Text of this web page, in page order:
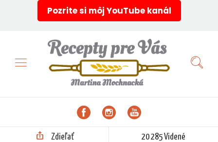
Pozrite si môj YouTube kanál
Zdieľať 20 285 Videné